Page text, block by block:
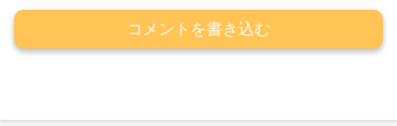
コメントを書き込む